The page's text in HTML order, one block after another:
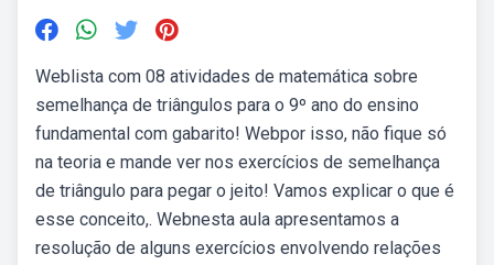
Weblista com 08 atividades de matemática sobre
semelhança de triângulos para o 9º ano do ensino
fundamental com gabarito! Webpor isso, não fique só
na teoria e mande ver nos exercícios de semelhança
de triângulo para pegar o jeito! Vamos explicar o que é
esse conceito,. Webnesta aula apresentamos a
resolução de alguns exercícios envolvendo relações